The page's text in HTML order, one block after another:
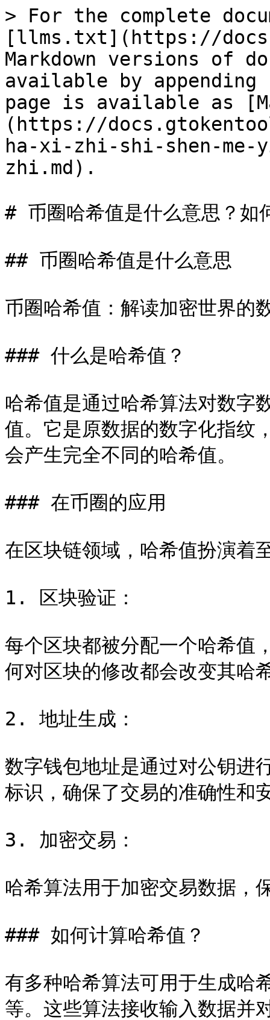
> For the complete
[llms.txt](https://
Markdown versions of
available by
page is available as
(https://
ha-xi-zhi-shi-shen-
zhi.md).
# 币圈哈希值是什么意思？如
## 币圈哈希值是什么意思
币圈哈希值：解读加密世界的
### 什么是哈希值？
哈希值是通过哈希算法对数字
值。它是原数据的数字化指纹
会产生完全不同的哈希值。
### 在币圈的应用
在区块链领域，哈希值扮演着
1. 区块验证：
每个区块都被分配一个哈希值
何对区块的修改都会改变其哈
2. 地址生成：
数字钱包地址是通过对公钥进
标识，确保了交易的准确性和
3. 加密交易：
哈希算法用于加密交易数据，
### 如何计算哈希值？
有多种哈希算法可用于生成哈
等。这些算法接收输入数据并